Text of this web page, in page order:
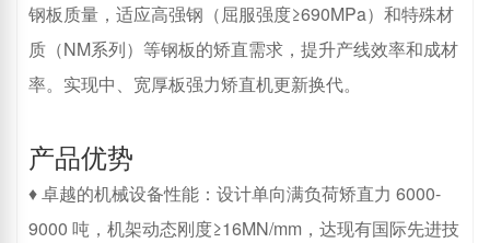
钢板质量，适应高强钢（屈服强度≥690MPa）和特殊材
质（NM系列）等钢板的矫直需求，提升产线效率和成材
率。实现中、宽厚板强力矫直机更新换代。
产品优势
♦ 卓越的机械设备性能：设计单向满负荷矫直力 6000-
9000 吨，机架动态刚度≥16MN/mm，达现有国际先进技